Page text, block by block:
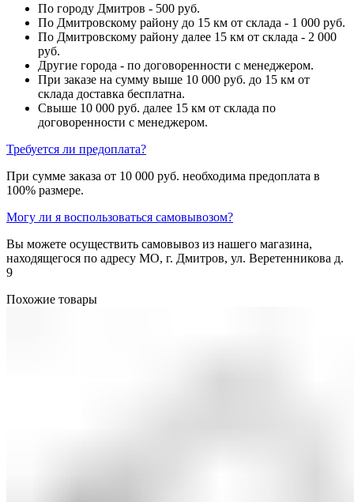
По городу Дмитров - 500 руб.
По Дмитровскому району до 15 км от склада - 1 000 руб.
По Дмитровскому району далее 15 км от склада - 2 000
руб.
Другие города - по договоренности с менеджером.
При заказе на сумму выше 10 000 руб. до 15 км от
склада доставка бесплатна.
Свыше 10 000 руб. далее 15 км от склада по
договоренности с менеджером.
Требуется ли предоплата?
При сумме заказа от 10 000 руб. необходима предоплата в
100% размере.
Могу ли я воспользоваться самовывозом?
Вы можете осуществить самовывоз из нашего магазина,
находящегося по адресу МО, г. Дмитров, ул. Веретенникова д.
9
Похожие товары